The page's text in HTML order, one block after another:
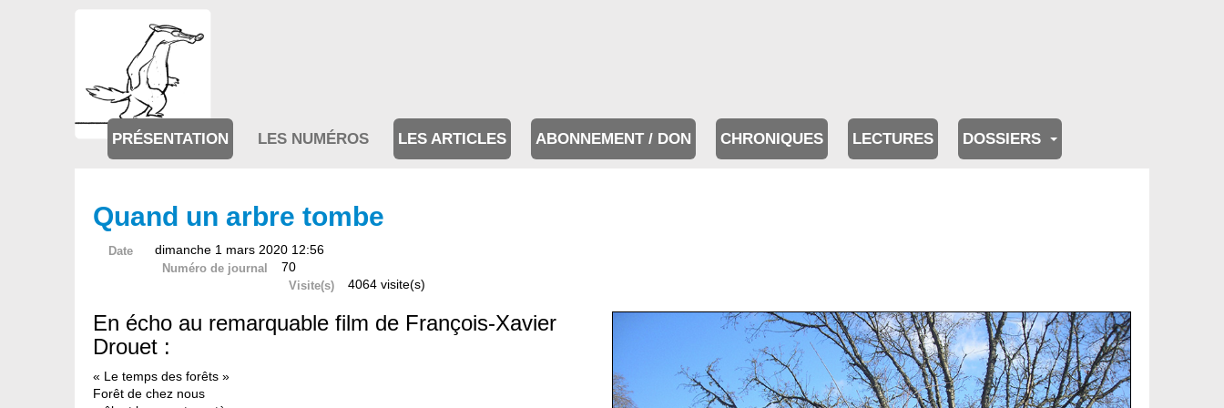
PRÉSENTATION LES NUMÉROS LES ARTICLES ABONNEMENT / DON CHRONIQUES LECTURES DOSSIERS
Quand un arbre tombe
Date dimanche 1 mars 2020 12:56
Numéro de journal 70
Visite(s) 4064 visite(s)
En écho au remarquable film de François-Xavier
Drouet :
« Le temps des forêts »
Forêt de chez nous